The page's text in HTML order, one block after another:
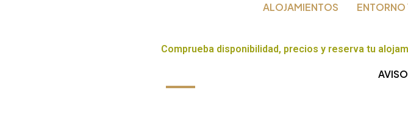
ALOJAMIENTOS
Comprueba disponibilidad, precios y reserva tu